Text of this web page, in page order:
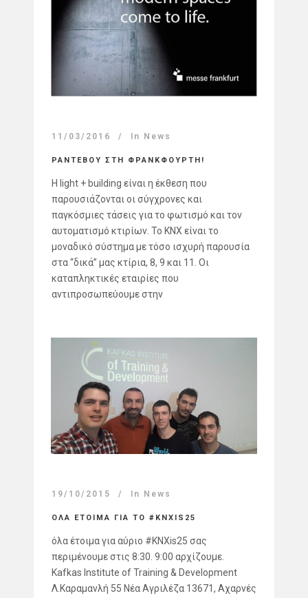
11/03/2016 In News
ΡΑΝΤΕΒΟΥ ΣΤΗ ΦΡΑΝΚΦΟΥΡΤΗ!
Η light + building είναι η έκθεση που
παρουσιάζονται οι σύγχρονες και
παγκόσμιες τάσεις για το φωτισμό και τον
αυτοματισμό κτιρίων. Το KNX είναι το
μοναδικό σύστημα με τόσο ισχυρή παρουσία
στα “δικά” μας κτίρια, 8, 9 και 11. Οι
καταπληκτικές εταιρίες που
αντιπροσωπεύουμε στην
19/10/2015 In News
ΟΛΑ ΕΤΟΙΜΑ ΓΙΑ ΤΟ #KNXIS25
όλα έτοιμα για αύριο #KNXis25 σας
περιμένουμε στις 8:30. 9:00 αρχίζουμε.
Kafkas Institute of Training & Development
Λ.Καραμανλή 55 Νέα Αγριλέζα 13671, Αχαρνές